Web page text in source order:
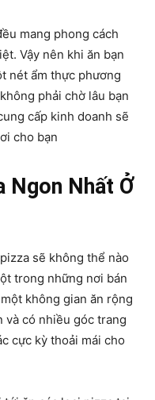
mang phong cách
Vậy nên khi ăn bạn
nét ẩm thực phương
phải chờ lâu bạn
cấp kinh doanh sẽ
cho bạn
Ngon Nhất Ở
sẽ không thể nào
trong những nơi bán
không gian ăn rộng
và có nhiều góc trang
cực kỳ thoải mái cho